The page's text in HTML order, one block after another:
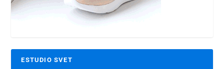
ESTUDIO SVET